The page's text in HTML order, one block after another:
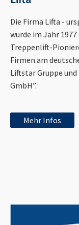
Die Firma Lifta -
wurde im Jahr
Treppenlift-
Firmen am
Liftstar Gruppe
GmbH”.
Mehr Infos